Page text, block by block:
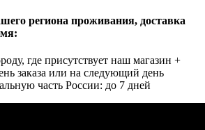
региона проживания, доставка
где присутствует наш магазин +
заказа или на следующий день
часть России: до 7 дней